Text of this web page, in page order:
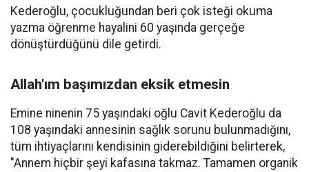
Kederoğlu, çocukluğundan beri çok isteği okuma
yazma öğrenme hayalini 60 yaşında gerçeğe
dönüştürdüğünü dile getirdi.
Allah'ım başımızdan eksik etmesin
Emine ninenin 75 yaşındaki oğlu Cavit Kederoğlu da
108 yaşındaki annesinin sağlık sorunu bulunmadığını,
tüm ihtiyaçlarını kendisinin giderebildiğini belirterek,
"Annem hiçbir şeyi kafasına takmaz. Tamamen organik